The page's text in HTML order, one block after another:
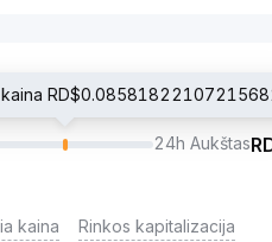
kaina
24h Aukštas
kaina Rinkos kapitalizacija